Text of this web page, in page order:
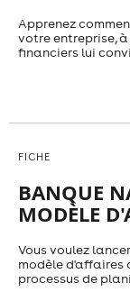
Apprenez
votre entreprise,
financiers lui
FICHE
BANQUE
MODÈLE
Vous voulez
modèle d'affaires
processus de